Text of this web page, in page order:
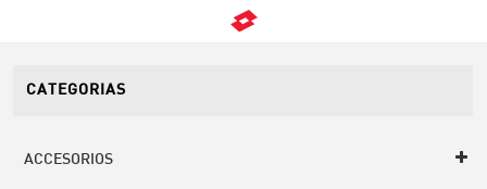
CATEGORIAS
ACCESORIOS